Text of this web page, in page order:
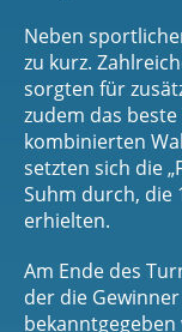
Neben
zu kurz.
sorgten für
zudem das
kombinierten
setzten sich die
Suhm durch, die
erhielten.
Am Ende des
der die